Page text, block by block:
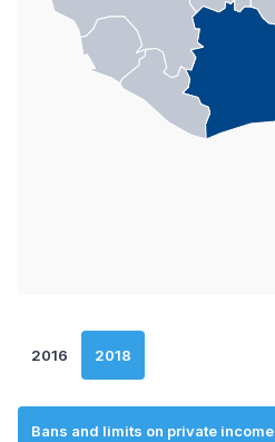
2016 2018
Bans and limits on private income